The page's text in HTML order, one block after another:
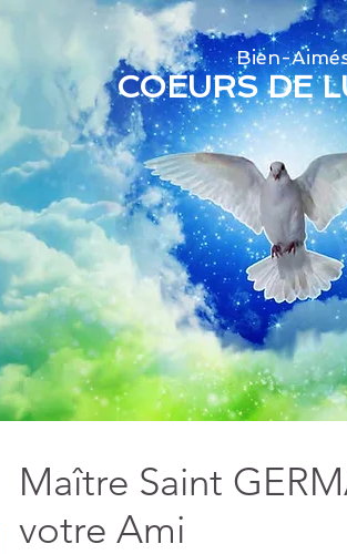
Bien-
COEURS DE
Maître Saint
votre Ami